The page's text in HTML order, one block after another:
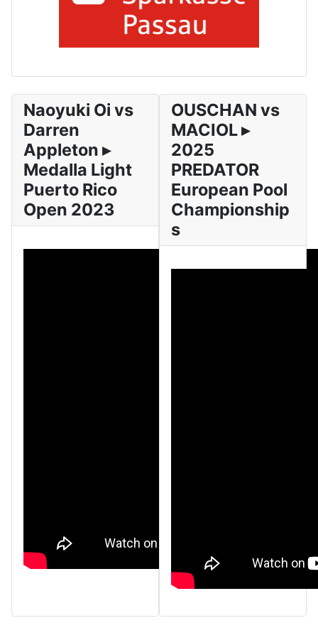
Naoyuki Oi vs
Darren
Appleton ▸
Medalla Light
Puerto Rico
Open 2023
OUSCHAN vs
MACIOL ▸
2025
PREDATOR
European Pool
Championship
s